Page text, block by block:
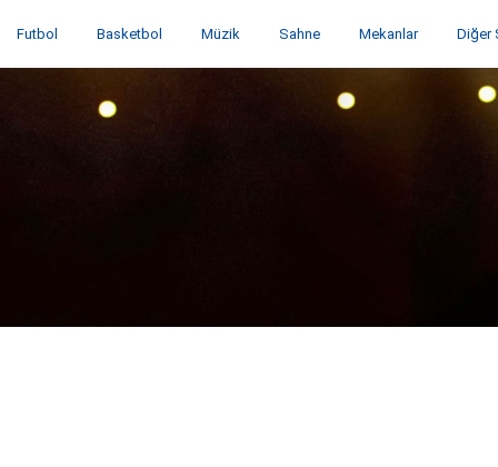
Futbol Basketbol Müzik Sahne Mekanlar Diğer